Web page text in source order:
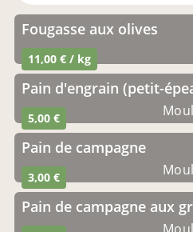
Fougasse aux olives
11,00 € / kg
Pain d'engrain (petit-
5,00 €
Pain de campagne
3,00 €
Pain de campagne aux